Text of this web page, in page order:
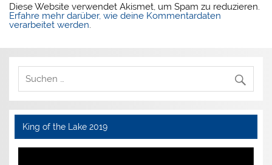
Diese Website verwendet Akismet, um Spam zu reduzieren.
Erfahre mehr darüber, wie deine Kommentardaten
verarbeitet werden
King of the Lake 2019
Video-